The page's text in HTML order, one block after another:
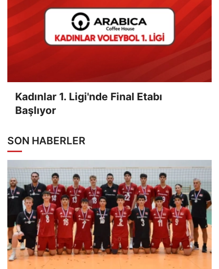
Kadınlar 1. Ligi'nde Final Etabı
Başlıyor
SON HABERLER